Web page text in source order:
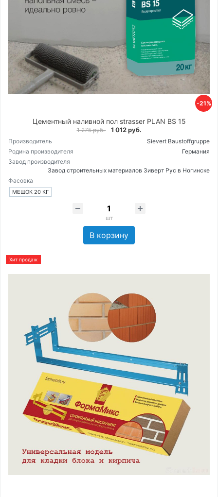
-21%
Цементный наливной пол strasser PLAN BS 15
1 275 руб. 1 012 руб.
Производитель
Sievert Baustoffgruppe
Родина производителя
Германия
Завод производителя
Завод строительных материалов Зиверт Рус в Ногинске
Фасовка
МЕШОК 20 КГ
шт
В корзину
Хит продаж